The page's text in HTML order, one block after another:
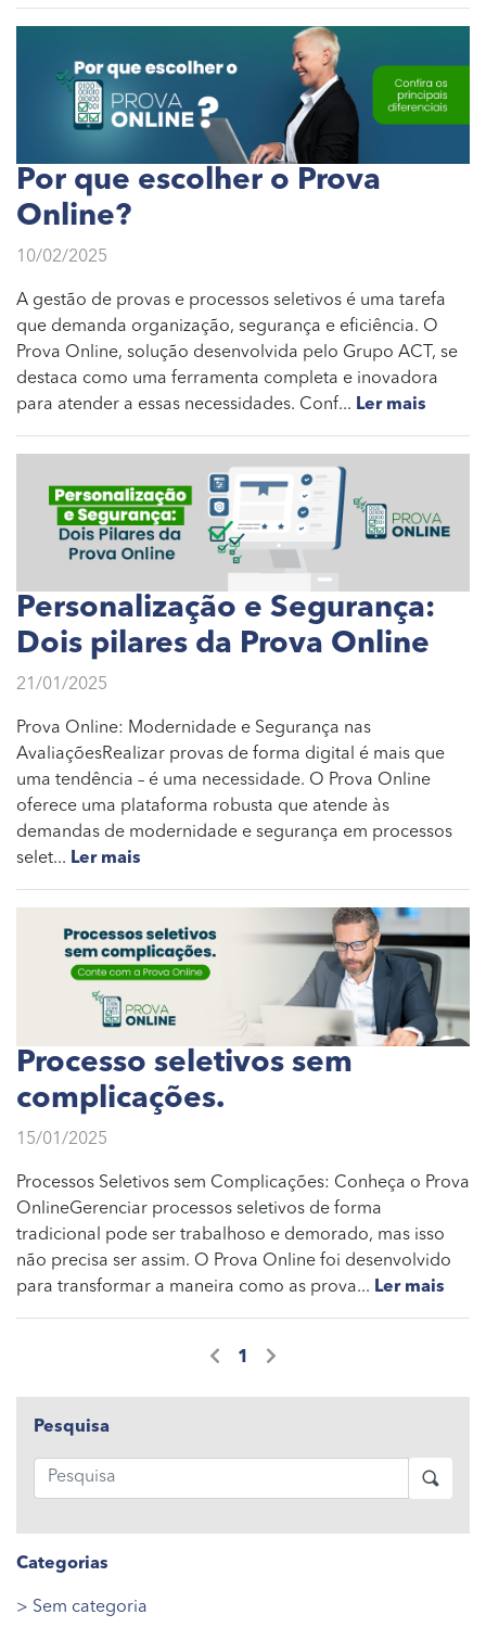
Por que escolher o Prova
Online?
10/02/2025
A gestão de provas e processos seletivos é uma tarefa
que demanda organização, segurança e eficiência. O
Prova Online, solução desenvolvida pelo Grupo ACT, se
destaca como uma ferramenta completa e inovadora
para atender a essas necessidades. Conf... Ler mais
Personalização e Segurança:
Dois pilares da Prova Online
21/01/2025
Prova Online: Modernidade e Segurança nas
AvaliaçõesRealizar provas de forma digital é mais que
uma tendência – é uma necessidade. O Prova Online
oferece uma plataforma robusta que atende às
demandas de modernidade e segurança em processos
selet... Ler mais
Processo seletivos sem
complicações.
15/01/2025
Processos Seletivos sem Complicações: Conheça o Prova
OnlineGerenciar processos seletivos de forma
tradicional pode ser trabalhoso e demorado, mas isso
não precisa ser assim. O Prova Online foi desenvolvido
para transformar a maneira como as prova... Ler mais
1
Pesquisa
Categorias
> Sem categoria